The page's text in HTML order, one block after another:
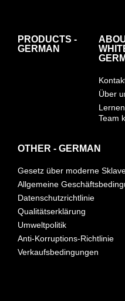
PRODUCTS -
GERMAN
Über
Team
OTHER - GERMAN
Gesetz über moderne
Allgemeine
Datenschutzrichtlinie
Qualitätserklärung
Umweltpolitik
Anti-Korruptions-Richtlinie
Verkaufsbedingungen